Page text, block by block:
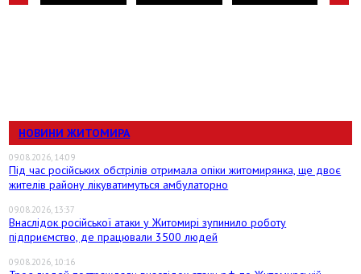
НОВИНИ ЖИТОМИРА
09.08.2026, 14:09
Під час російських обстрілів отримала опіки житомирянка, ще двоє
жителів району лікуватимуться амбулаторно
09.08.2026, 13:37
Внаслідок російської атаки у Житомирі зупинило роботу
підприємство, де працювали 3500 людей
09.08.2026, 10:16